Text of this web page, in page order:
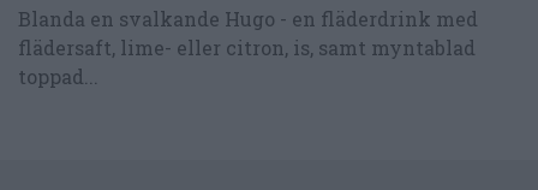
Blanda en svalkande Hugo - en fläderdrink med
flädersaft, lime- eller citron, is, samt myntablad
toppad...